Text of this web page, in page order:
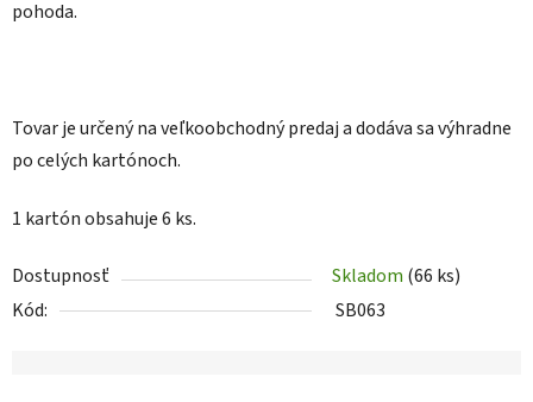
pohoda.
Tovar je určený na veľkoobchodný predaj a dodáva sa výhradne
po celých kartónoch.
1 kartón obsahuje 6 ks.
Dostupnosť Skladom (66 ks)
Kód:
SB063